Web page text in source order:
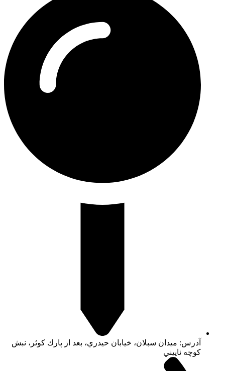
آدرس: ميدان سبلان، خيابان حيدري، بعد از پارك كوثر، نبش
كوچه ناييني